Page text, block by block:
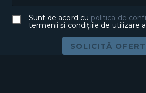
Sunt de acord cu politica de
termenii și condițiile de utilizare
SOLICITĂ